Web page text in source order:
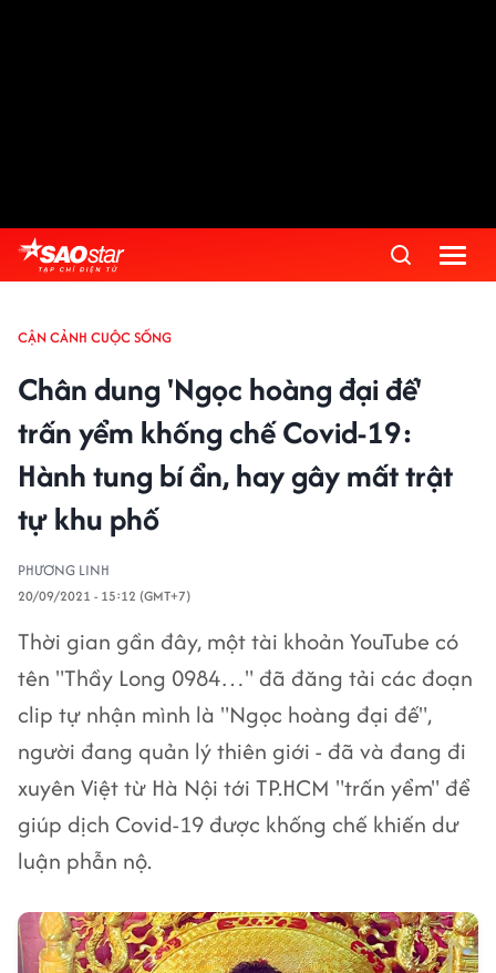
CẬN CẢNH CUỘC SỐNG
Chân dung 'Ngọc hoàng đại đế'
trấn yểm khống chế Covid-19:
Hành tung bí ẩn, hay gây mất trật
tự khu phố
PHƯƠNG LINH
20/09/2021 - 15:12 (GMT+7)
Thời gian gần đây, một tài khoản YouTube có
tên "Thầy Long 0984…" đã đăng tải các đoạn
clip tự nhận mình là "Ngọc hoàng đại đế",
người đang quản lý thiên giới - đã và đang đi
xuyên Việt từ Hà Nội tới TP.HCM "trấn yểm" để
giúp dịch Covid-19 được khống chế khiến dư
luận phẫn nộ.